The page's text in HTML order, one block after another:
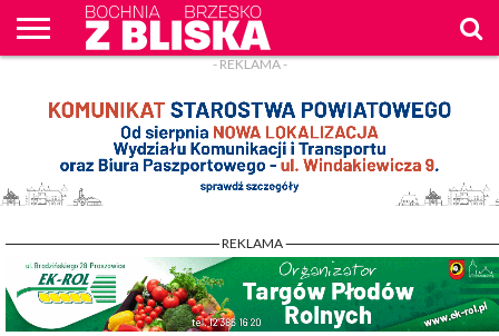
WPROST
REKLAM
- REKLAMA -
- REKLAMA -